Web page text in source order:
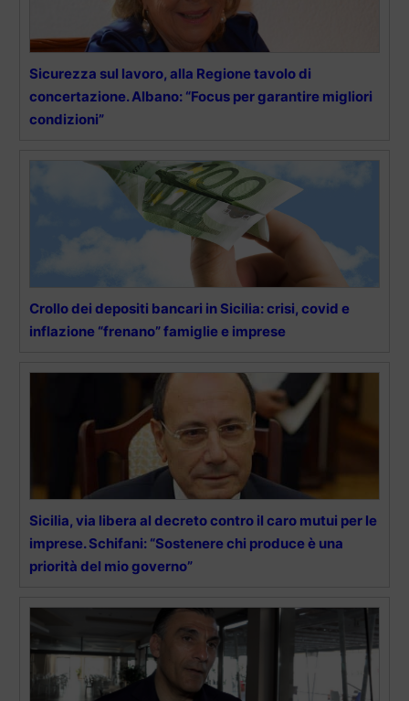
Sicurezza sul lavoro, alla Regione tavolo di
concertazione. Albano: “Focus per garantire migliori
condizioni”
Crollo dei depositi bancari in Sicilia: crisi, covid e
inflazione “frenano” famiglie e imprese
Sicilia, via libera al decreto contro il caro mutui per le
imprese. Schifani: “Sostenere chi produce è una
priorità del mio governo”